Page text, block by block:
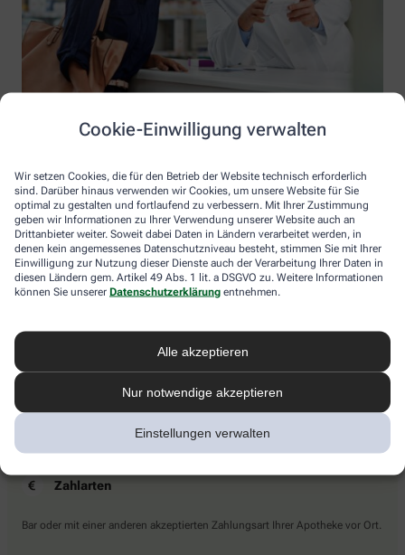
Cookie-Einwilligung verwalten
Wir setzen Cookies, die für den Betrieb der Website technisch erforderlich
sind. Darüber hinaus verwenden wir Cookies, um unsere Website für Sie
optimal zu gestalten und fortlaufend zu verbessern. Mit Ihrer Zustimmung
geben wir Informationen zu Ihrer Verwendung unserer Website auch an
Drittanbieter weiter. Soweit dabei Daten in Ländern verarbeitet werden, in
denen kein angemessenes Datenschutzniveau besteht, stimmen Sie mit Ihrer
Einwilligung zur Nutzung dieser Dienste auch der Verarbeitung Ihrer Daten in
diesen Ländern gem. Artikel 49 Abs. 1 lit. a DSGVO zu. Weitere Informationen
können Sie unserer Datenschutzerklärung entnehmen.
Alle akzeptieren
Nur notwendige akzeptieren
Einstellungen verwalten
Information der Apotheke am Flughafen
Apotheke am Flughafen
Manfred-von-Richthofen-Str. 2
12101 Berlin
Kontaktieren Sie uns direkt.
Zahlarten
Bar oder mit einer anderen akzeptierten Zahlungsart Ihrer Apotheke vor Ort.